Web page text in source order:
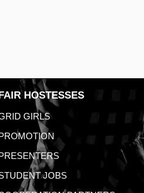
HOSTESSES
GIRLS
JOBS